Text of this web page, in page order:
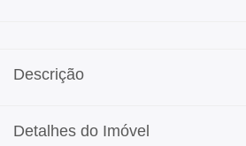
Descrição
Detalhes do Imóvel